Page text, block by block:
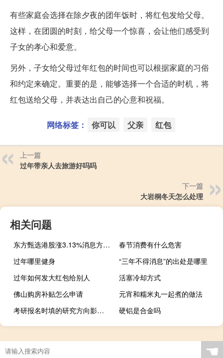
有些家庭会选择在除夕夜的团年饭时，将红包发给父母。
这样，在团圆的时刻，给父母一个惊喜，会让他们感受到
子女的孝心和爱意。
另外，子女给父母过年红包的时间也可以根据家庭的习俗
和约定来确定。重要的是，能够选择一个合适的时机，将
红包送给父母，并表达出自己的心意和祝福。
网络标签： 你可以 父亲 红包
上一篇
过年带亲人去旅游好吗吗
下一篇
大岩桐冬天怎么处理
相关问题
东方甄选港股涨3.13%消息方面今日8点东方甄选在淘宝开启直播首秀开播刚刚1小时截至早上9点销售额突破1000万元在线人数突破210万具体商品方面东方甄选自营烤肠1小时卖出6000单东方甄选厄瓜多尔南美白虾热卖5000单戴森吹风机1小时销售额达150万元
春节消费有什么危害
过年哪里健身
“三年不得消息”的出处是哪里
过年如何发大红包给别人
活塞冷却方式
佛山购房补贴怎么申请
元宵和糯米丸一起煮的做法
考研报名时填的研究方向影响录取吗
硬铝是合金吗
☚